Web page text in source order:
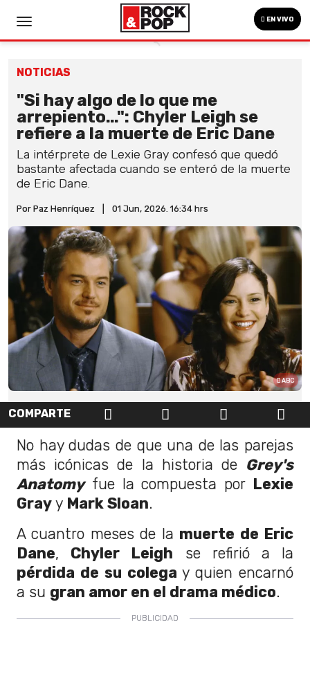
EN VIVO
NOTICIAS
"Si hay algo de lo que me
arrepiento...": Chyler Leigh se
refiere a la muerte de Eric Dane
La intérprete de Lexie Gray confesó que quedó
bastante afectada cuando se enteró de la muerte
de Eric Dane.
Por Paz Henríquez 01 Jun, 2026. 16:34 hrs
ABC
COMPARTE
No hay dudas de que una de las parejas
más icónicas de la historia de Grey's
Anatomy fue la compuesta por Lexie
Gray y Mark Sloan.
A cuantro meses de la muerte de Eric
Dane, Chyler Leigh se refirió a la
pérdida de su colega y quien encarnó
a su gran amor en el drama médico.